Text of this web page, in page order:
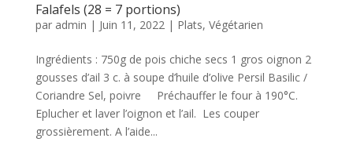
Falafels (28 = 7 portions)
par admin | Juin 11, 2022| Plats, Végétarien
Ingrédients : 750g de pois chiche secs 1 gros oignon 2
gousses d’ail 3 c. à soupe d’huile d’olive Persil Basilic /
Coriandre Sel, poivre Préchauffer le four à 190°C.
Eplucher et laver l’oignon et l’ail. Les couper
grossièrement. A l’aide...